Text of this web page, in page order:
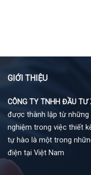
GIỚI THIỆU
CÔNG TY TNHH ĐẦU TƯ
được thành lập từ những
nghiệm trong việc thiết
tự hào là một trong
điện tại Việt Nam